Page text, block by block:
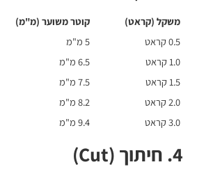
משקל (קראט) קוטר משוער (מ"מ)
0.5 קראט
5 מ"מ
1.0 קראט
6.5 מ"מ
1.5 קראט
7.5 מ"מ
2.0 קראט
8.2 מ"מ
3.0 קראט
9.4 מ"מ
4. חיתוך (Cut)